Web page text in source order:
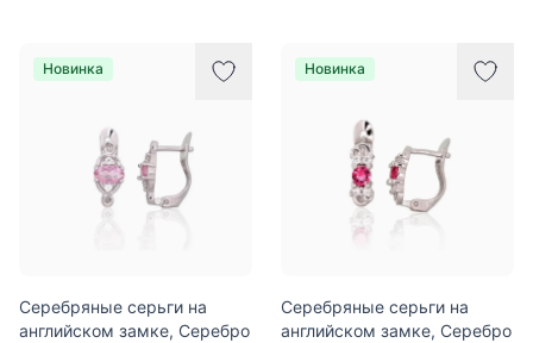
Новинка
Серебряные серьги на
английском замке, Серебро
Новинка
Серебряные серьги на
английском замке, Серебро